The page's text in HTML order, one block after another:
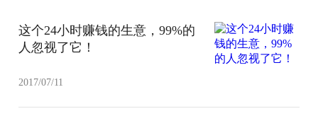
这个24小时赚钱的生意，99%的
人忽视了它！
2017/07/11